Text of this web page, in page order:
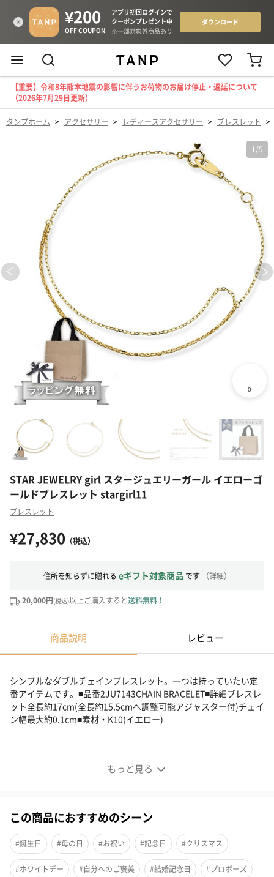
【重要】令和8年熊本地震の影響に伴うお荷物のお届け停止・遅延について
（2026年7月29日更新）
タンプホーム > アクセサリー > レディースアクセサリー > ブレスレット >
1 /5
STAR JEWELRY girl スタージュエリーガール イエローゴ
ールドブレスレット stargirl11
ブレスレット
¥27,830 （税込）
住所を知らずに贈れる eギフト対象商品 です （詳細）
20,000円(税込)以上ご購入すると送料無料！
商品説明 レビュー
もっと見る
シンプルなダブルチェインブレスレット。一つは持っていたい定
番アイテムです。■品番2JU7143CHAIN BRACELET■詳細ブレスレ
ット全長約17cm(全長約15.5cmへ調整可能アジャスター付)チェイ
ン幅最大約0.1cm■素材・K10(イエロー)
この商品におすすめのシーン
#誕生日 #母の日 #お祝い #記念日 #クリスマス
#ホワイトデー #自分へのご褒美 #結婚記念日 #プロポーズ